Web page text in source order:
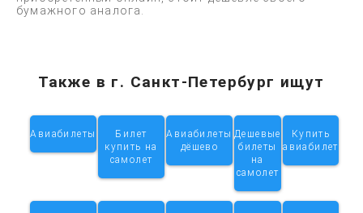
бумажного аналога.
Также в г. Санкт-Петербург ищут
Авиабилеты
Билет
купить на
самолет
Авиабилеты
дёшево
Дешевые
билеты
на
самолет
Купить
авиабилет